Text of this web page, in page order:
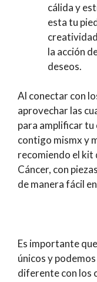
cálida y
esta tu
la acción
deseos.
Al conectar con
aprovechar las
para amplificar
contigo mismx y
recomiendo el kit
Cáncer, con
de manera fácil
Es importante
únicos y
diferente con los